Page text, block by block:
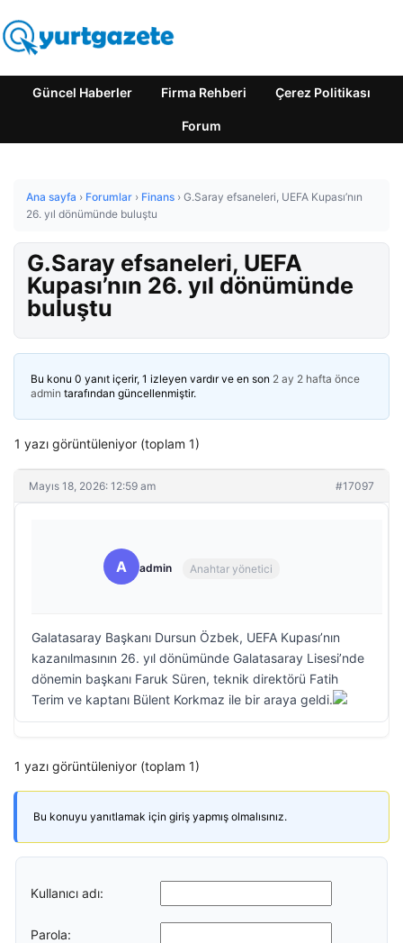
Güncel Haberler Firma Rehberi Çerez Politikası
Forum
Ana sayfa › Forumlar › Finans › G.Saray efsaneleri, UEFA Kupası’nın
26. yıl dönümünde buluştu
G.Saray efsaneleri, UEFA
Kupası’nın 26. yıl dönümünde
buluştu
Bu konu 0 yanıt içerir, 1 izleyen vardır ve en son 2 ay 2 hafta önce
admin tarafından güncellenmiştir.
1 yazı görüntüleniyor (toplam 1)
Mayıs 18, 2026: 12:59 am #17097
A admin Anahtar yönetici
Galatasaray Başkanı Dursun Özbek, UEFA Kupası’nın
kazanılmasının 26. yıl dönümünde Galatasaray Lisesi’nde
dönemin başkanı Faruk Süren, teknik direktörü Fatih
Terim ve kaptanı Bülent Korkmaz ile bir araya geldi.
1 yazı görüntüleniyor (toplam 1)
Bu konuyu yanıtlamak için giriş yapmış olmalısınız.
Kullanıcı adı:
Parola: